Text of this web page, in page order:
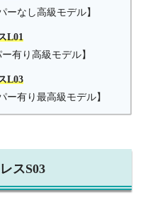
なし高級モデル】
L01
有り高級モデル】
L03
有り最高級モデル】
スS03